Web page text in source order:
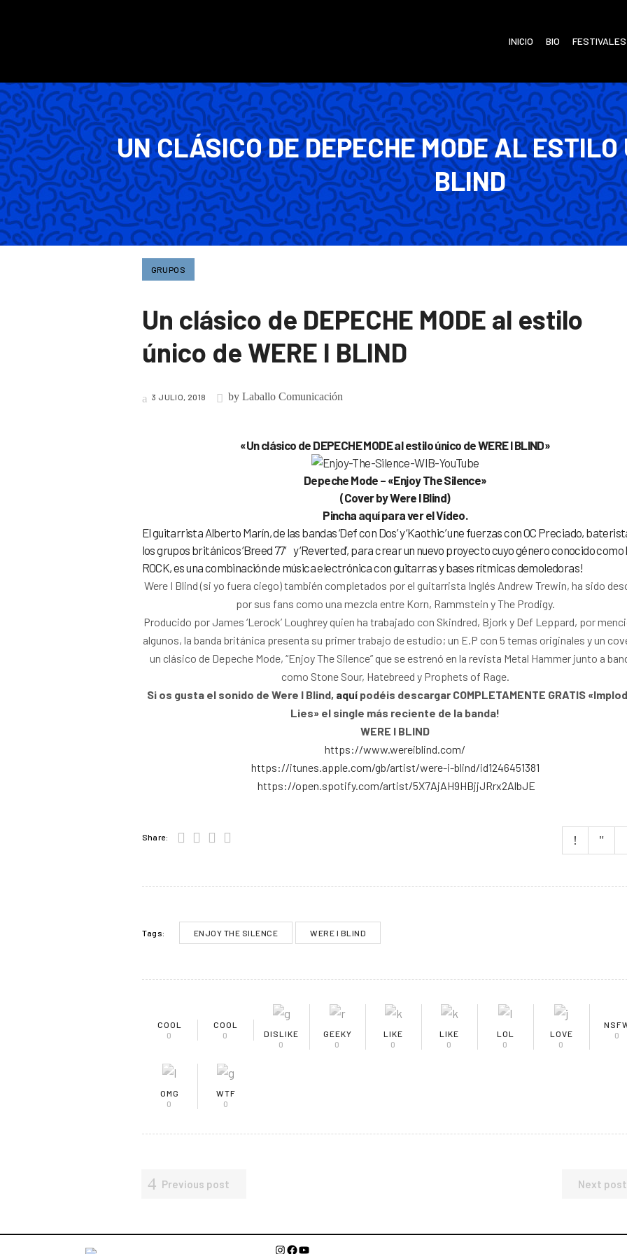
INICIO BIO FESTIVALES
UN CLÁSICO DE DEPECHE MODE AL ESTILO
BLIND
GRUPOS
Un clásico de DEPECHE MODE al estilo
único de WERE I BLIND
3 JULIO, 2018 by Laballo Comunicación
«Un clásico de DEPECHE MODE al estilo único de WERE I BLIND»
Depeche Mode – «Enjoy The Silence»
(Cover by Were I Blind)
Pincha aquípara ver el Vídeo.
El guitarrista Alberto Marín, de las bandas ‘Def con Dos’ y ‘Kaothic’ une fuerzas con OC Preciado,
los grupos británicos ‘Breed 77′ y ‘Reverted’, para crear un nuevo proyecto cuyo género conocido como
ROCK, es una combinación de música electrónica con guitarras y bases rítmicas demoledoras!
Were I Blind (si yo fuera ciego) también completados por el guitarrista Inglés Andrew Trewin, ha sido
por sus fans como una mezcla entre Korn, Rammstein y The Prodigy.
Producido por James ‘Lerock’ Loughrey quien ha trabajado con Skindred, Bjork y Def Leppard, por
algunos, la banda británica presenta su primer trabajo de estudio; un E.P con 5 temas originales y un
un clásico de Depeche Mode, “Enjoy The Silence” que se estrenó en la revista Metal Hammer junto a
como Stone Sour, Hatebreed y Prophets of Rage.
Si os gusta el sonido de Were I Blind, aquí podéis descargar COMPLETAMENTE GRATIS
Lies» el single más reciente de la banda!
WERE I BLIND
https://www.wereiblind.com/
https://itunes.apple.com/gb/artist/were-i-blind/id1246451381
https://open.spotify.com/artist/5X7AjAH9HBjjJRrx2AlbJE
Share:
Tags: ENJOY THE SILENCE WERE I BLIND
COOL
0
COOL
0
DISLIKE
0
GEEKY
0
LIKE
0
LIKE
0
LOL
0
LOVE
0
0
OMG
0
WTF
0
Previous post Next post